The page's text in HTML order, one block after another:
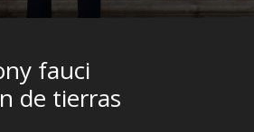
fauci
de tierras